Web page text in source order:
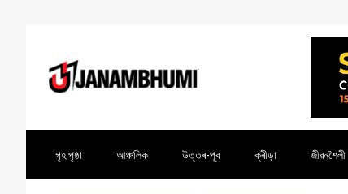
গৃহ পৃষ্ঠা আঞ্চলিক উত্তৰ-পূব ক্ৰীড়া জীৱনশৈলী